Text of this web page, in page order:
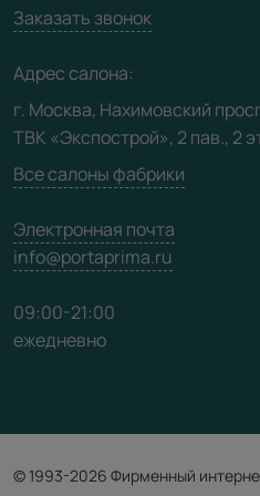
Юридическая информация
Вакансии
Видео
Карта сайта
Заказать звонок
Адрес салона:
г. Москва, Нахимовский
ТВК «Экспострой», 2 пав., 2
Все салоны фабрики
Электронная почта
info@portaprima.ru
09:00-21:00
ежедневно
© 1993-2026 Фирменный